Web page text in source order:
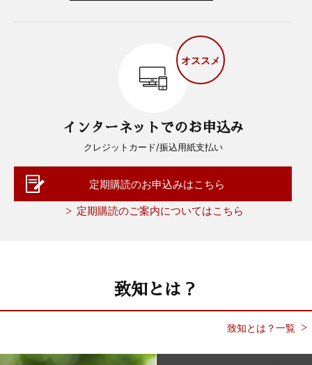
オススメ
インターネットでのお申込み
クレジットカード/振込用紙支払い
定期購読のお申込みはこちら
定期購読のご案内についてはこちら
致知とは？
致知とは？一覧